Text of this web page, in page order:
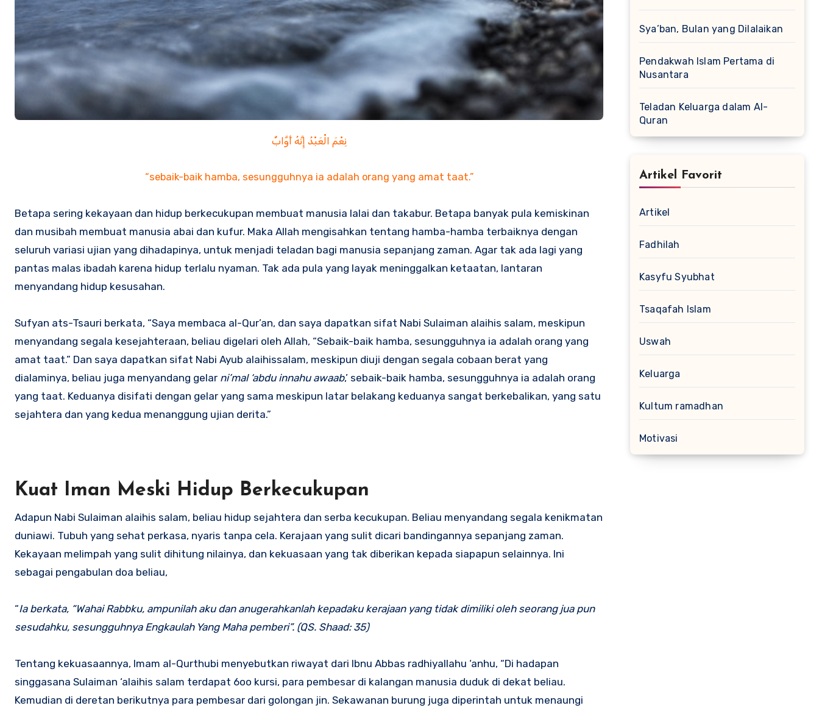
نِعْمَ الْعَبْدُ إِنَّهُ أَوَّابٌ
“sebaik-baik hamba, sesungguhnya ia adalah orang yang amat taat.”
Betapa sering kekayaan dan hidup berkecukupan membuat manusia lalai dan takabur. Betapa banyak pula kemiskinan
dan musibah membuat manusia abai dan kufur. Maka Allah mengisahkan tentang hamba-hamba terbaiknya dengan
seluruh variasi ujian yang dihadapinya, untuk menjadi teladan bagi manusia sepanjang zaman. Agar tak ada lagi yang
pantas malas ibadah karena hidup terlalu nyaman. Tak ada pula yang layak meninggalkan ketaatan, lantaran
menyandang hidup kesusahan.
Sufyan ats-Tsauri berkata, “Saya membaca al-Qur’an, dan saya dapatkan sifat Nabi Sulaiman alaihis salam, meskipun
menyandang segala kesejahteraan, beliau digelari oleh Allah, “Sebaik-baik hamba, sesungguhnya ia adalah orang yang
amat taat.” Dan saya dapatkan sifat Nabi Ayub alaihissalam, meskipun diuji dengan segala cobaan berat yang
dialaminya, beliau juga menyandang gelar ni’mal ‘abdu innahu awaab,’ sebaik-baik hamba, sesungguhnya ia adalah orang
yang taat. Keduanya disifati dengan gelar yang sama meskipun latar belakang keduanya sangat berkebalikan, yang satu
sejahtera dan yang kedua menanggung ujian derita.”
Kuat Iman Meski Hidup Berkecukupan
Adapun Nabi Sulaiman alaihis salam, beliau hidup sejahtera dan serba kecukupan. Beliau menyandang segala kenikmatan
duniawi. Tubuh yang sehat perkasa, nyaris tanpa cela. Kerajaan yang sulit dicari bandingannya sepanjang zaman.
Kekayaan melimpah yang sulit dihitung nilainya, dan kekuasaan yang tak diberikan kepada siapapun selainnya. Ini
sebagai pengabulan doa beliau,
“Ia berkata, “Wahai Rabbku, ampunilah aku dan anugerahkanlah kepadaku kerajaan yang tidak dimiliki oleh seorang jua pun
sesudahku, sesungguhnya Engkaulah Yang Maha pemberi”. (QS. Shaad: 35)
Tentang kekuasaannya, Imam al-Qurthubi menyebutkan riwayat dari Ibnu Abbas radhiyallahu ‘anhu, “Di hadapan
singgasana Sulaiman ‘alaihis salam terdapat 6oo kursi, para pembesar di kalangan manusia duduk di dekat beliau.
Kemudian di deretan berikutnya para pembesar dari golongan jin. Sekawanan burung juga diperintah untuk menaungi
Sya’ban, Bulan yang Dilalaikan
Pendakwah Islam Pertama di
Nusantara
Teladan Keluarga dalam Al-
Quran
Artikel Favorit
Artikel
Fadhilah
Kasyfu Syubhat
Tsaqafah Islam
Uswah
Keluarga
Kultum ramadhan
Motivasi